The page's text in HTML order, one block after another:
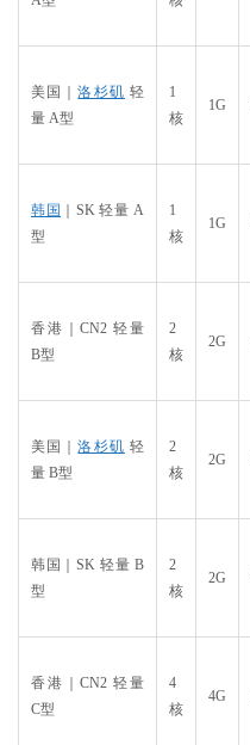
美国｜洛杉矶 轻
量 A型
1
核
1G
韩国
｜SK 轻量 A
型
1
核
1G
香港｜CN2 轻量
B型
2
核
2G
美国｜洛杉矶 轻
量 B型
2
核
2G
韩国｜SK 轻量 B
型
2
核
2G
香港｜CN2 轻量
C型
4
核
4G